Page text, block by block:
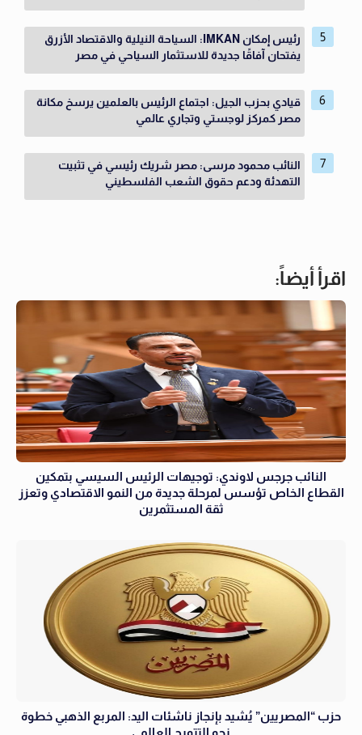
رئيس إمكان IMKAN: السياحة النيلية والاقتصاد الأزرق
يفتحان آفاقًا جديدة للاستثمار السياحي في مصر
قيادي بحزب الجيل: اجتماع الرئيس بالعلمين يرسخ مكانة
مصر كمركز لوجستي وتجاري عالمي
النائب محمود مرسى: مصر شريك رئيسي في تثبيت
التهدئة ودعم حقوق الشعب الفلسطيني
اقرأ أيضاً:
النائب جرجس لاوندي: توجيهات الرئيس السيسي بتمكين
القطاع الخاص تؤسس لمرحلة جديدة من النمو الاقتصادي وتعزز
ثقة المستثمرين
حزب “المصريين” يُشيد بإنجاز ناشئات اليد: المربع الذهبي خطوة